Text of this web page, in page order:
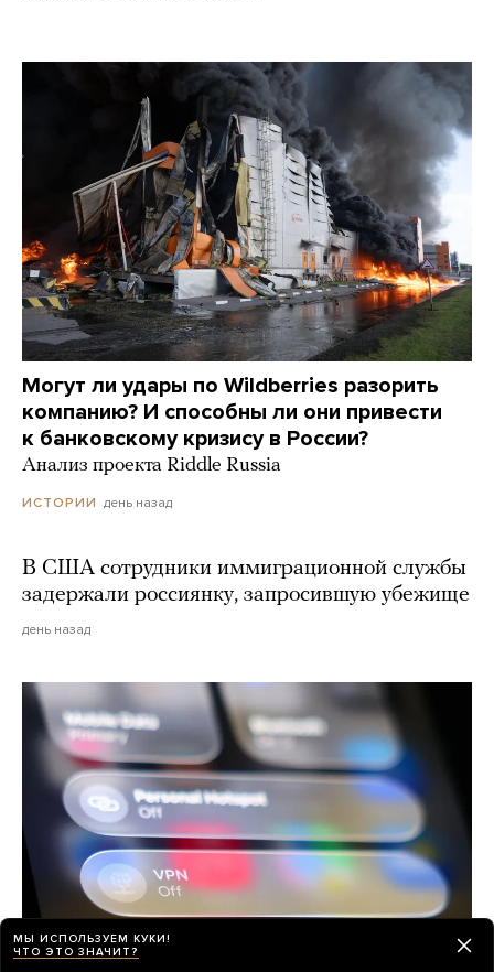
Могут ли удары по Wildberries разорить
компанию? И способны ли они привести
к банковскому кризису в России?
Анализ проекта Riddle Russia
ИСТОРИИ день назад
В США сотрудники иммиграционной службы
задержали россиянку, запросившую убежище
день назад
МЫ ИСПОЛЬЗУЕМ КУКИ!
ЧТО ЭТО ЗНАЧИТ?